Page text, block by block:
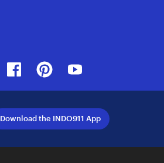
FacebookPinterest
Download the INDO911 App